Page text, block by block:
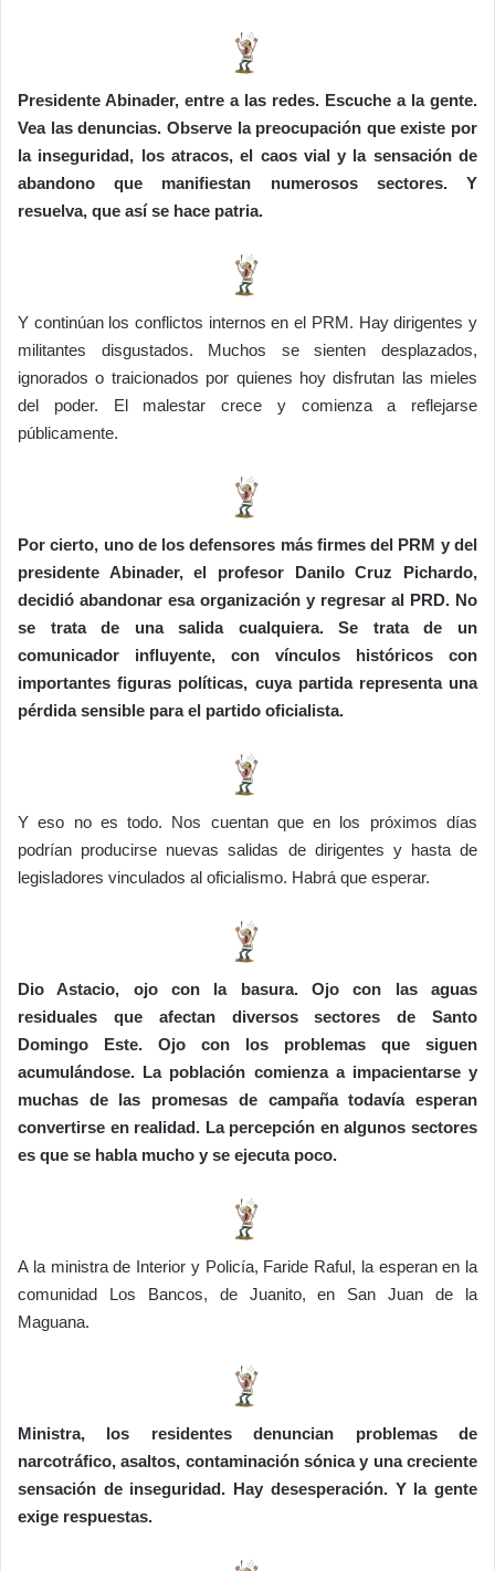
Presidente Abinader, entre a las redes. Escuche a la gente.
Vea las denuncias. Observe la preocupación que existe por
la inseguridad, los atracos, el caos vial y la sensación de
abandono que manifiestan numerosos sectores. Y
resuelva, que así se hace patria.
Y continúan los conflictos internos en el PRM. Hay dirigentes y
militantes disgustados. Muchos se sienten desplazados,
ignorados o traicionados por quienes hoy disfrutan las mieles
del poder. El malestar crece y comienza a reflejarse
públicamente.
Por cierto, uno de los defensores más firmes del PRM y del
presidente Abinader, el profesor Danilo Cruz Pichardo,
decidió abandonar esa organización y regresar al PRD. No
se trata de una salida cualquiera. Se trata de un
comunicador influyente, con vínculos históricos con
importantes figuras políticas, cuya partida representa una
pérdida sensible para el partido oficialista.
Y eso no es todo. Nos cuentan que en los próximos días
podrían producirse nuevas salidas de dirigentes y hasta de
legisladores vinculados al oficialismo. Habrá que esperar.
Dio Astacio, ojo con la basura. Ojo con las aguas
residuales que afectan diversos sectores de Santo
Domingo Este. Ojo con los problemas que siguen
acumulándose. La población comienza a impacientarse y
muchas de las promesas de campaña todavía esperan
convertirse en realidad. La percepción en algunos sectores
es que se habla mucho y se ejecuta poco.
A la ministra de Interior y Policía, Faride Raful, la esperan en la
comunidad Los Bancos, de Juanito, en San Juan de la
Maguana.
Ministra, los residentes denuncian problemas de
narcotráfico, asaltos, contaminación sónica y una creciente
sensación de inseguridad. Hay desesperación. Y la gente
exige respuestas.